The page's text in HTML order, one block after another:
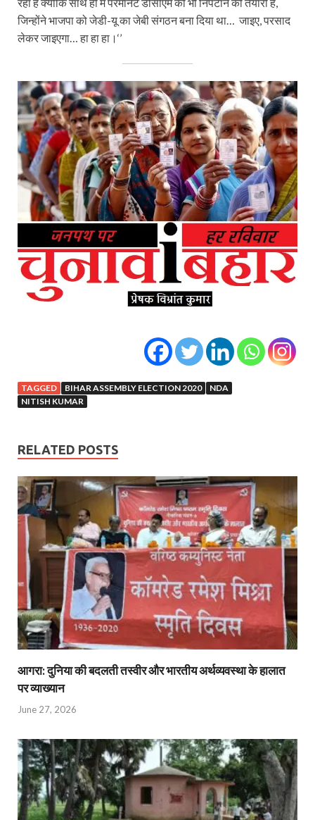
रहा है क्योंकि साथ ही में परमानेंट डीसीएम को भी निपटाने की तैयारी है,
जिन्होंने भाजपा को जेडी-यू का जेबी संगठन बना दिया था… जाइए, परसाद
लेकर जाइएगा… हा हा हा।‘’
TAGGED BIHAR ASSEMBLY ELECTION 2020
NDA
NITISH KUMAR
RELATED POSTS
आगरा: दुनिया की बदलती तस्वीर और भारतीय अर्थव्यवस्था के हालात
पर व्याख्यान
June 27, 2026